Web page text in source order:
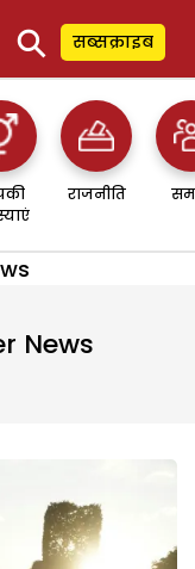
⚲ सब्सक्राइब
राजनीति
News